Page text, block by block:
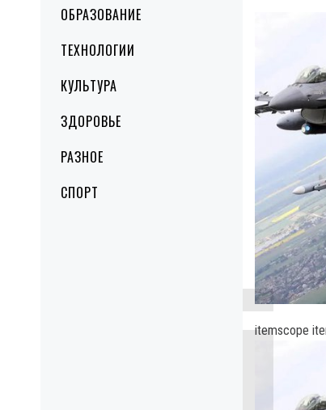
ОБРАЗОВАНИЕ
ТЕХНОЛОГИИ
КУЛЬТУРА
ЗДОРОВЬЕ
РАЗНОЕ
СПОРТ
itemscope